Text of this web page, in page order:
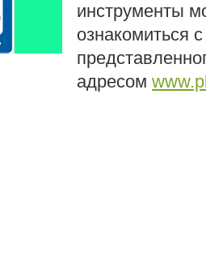
инструменты
ознакомиться
адресом